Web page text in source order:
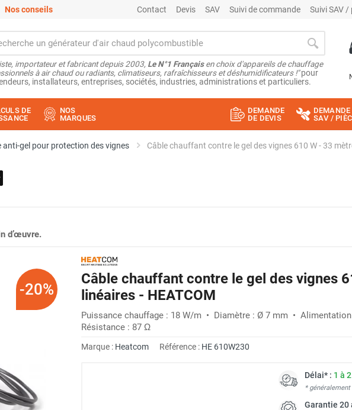
Nos conseils Contact Devis SAV Suivi de commande Suivi SAV /
importateur et fabricant depuis 2003, Le N°1 Françaisen choix d'appareils de chauffage
à air chaud ou radiants, climatiseurs, rafraîchisseurs et déshumidificateurs !"pour
installateurs, entreprises, sociétés, industries, administrations et particuliers.
DE
NOS
MARQUES
DEMANDE
DE DEVIS
DEMANDE
SAV /
anti-gel pour protection des vignes Câble chauffant contre le gel des vignes 610 W - 33
d’œuvre.
-20% -20%
Câble chauffant contre le gel des vignes
linéaires - HEATCOM
Puissance chauffage : 18 W/m • Diamètre : Ø 7 mm •
Résistance : 87 Ω
Marque : Heatcom Référence : HE 610W230
Délai* : 1 à
*
Garantie 20